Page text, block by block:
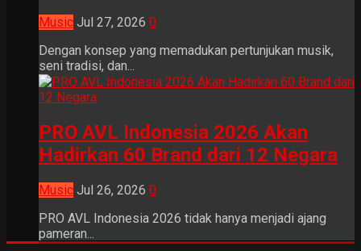
Music Jul 27, 2026 0
Dengan konsep yang memadukan pertunjukan musik,
seni tradisi, dan...
PRO AVL Indonesia 2026 Akan
Hadirkan 60 Brand dari 12 Negara
Music Jul 26, 2026 0
PRO AVL Indonesia 2026 tidak hanya menjadi ajang
pameran...